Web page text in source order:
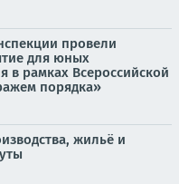
провели
для юных
в рамках Всероссийской
порядка»
жильё и